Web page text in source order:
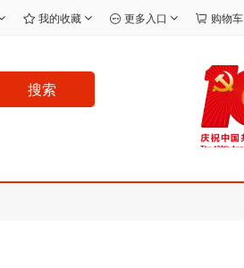
我的收藏 更多入口 购物车
搜索